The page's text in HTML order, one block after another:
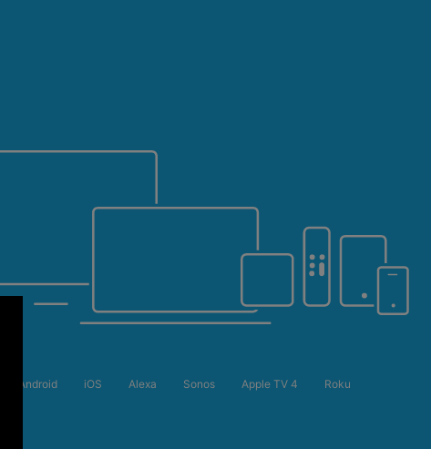
Android iOS Alexa Sonos Apple TV 4 Roku